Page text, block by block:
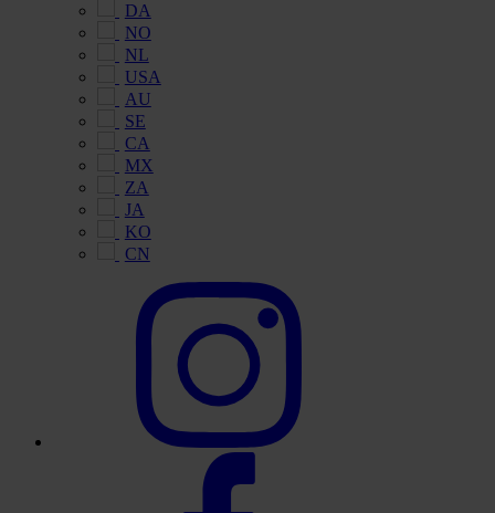
DA
NO
NL
USA
AU
SE
CA
MX
ZA
JA
KO
CN